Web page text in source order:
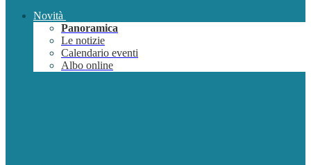
Novità
Panoramica
Le notizie
Calendario eventi
Albo online